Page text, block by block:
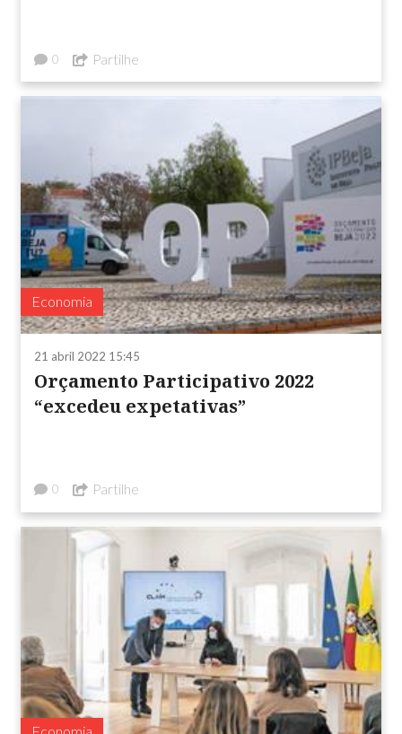
0 Partilhe
Economia
21 abril 2022 15:45
Orçamento Participativo 2022
“excedeu expetativas”
0 Partilhe